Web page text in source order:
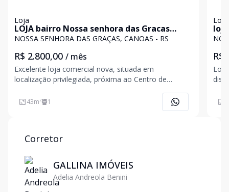
Loja
LOJA bairro Nossa senhora das Gracas
CANOAS RS
NOSSA SENHORA DAS GRAÇAS, CANOAS - RS
R$ 2.800,00 / mês
Excelente loja comercial nova, situada em
localização privilegiada, próxima ao Centro de
Inconfidência. O imóvel conta com 43m² de área
privativa, pé-direito duplo, proporcionando maior
43m² 1
Loja
R$
Corretor
GALLINA IMÓVEIS
Adelia Andreola Benini